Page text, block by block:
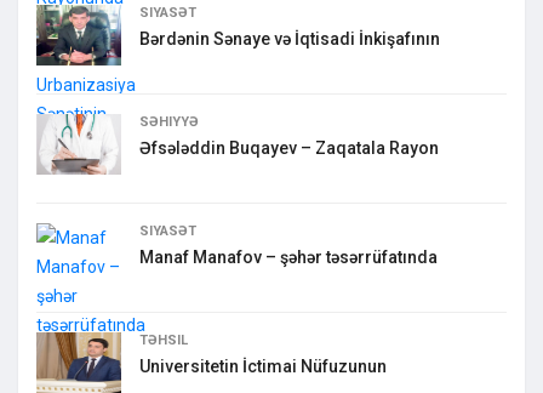
SIYASƏT
Bərdənin Sənaye və İqtisadi İnkişafının
SƏHIYYƏ
Əfsələddin Buqayev – Zaqatala Rayon
SIYASƏT
Manaf Manafov – şəhər təsərrüfatında
TƏHSIL
Universitetin İctimai Nüfuzunun